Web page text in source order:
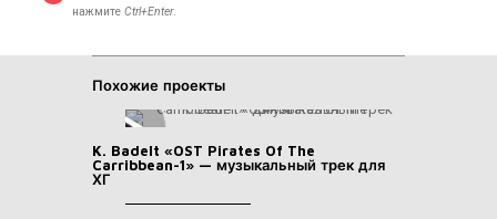
нажмите Ctrl+Enter.
Похожие проекты
K. Badelt «OST Pirates Of The
Carribbean-1» — музыкальный трек для
ХГ